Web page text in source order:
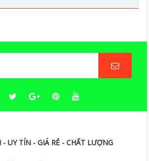
UY TÍN - GIÁ RẺ - CHẤT LƯỢNG